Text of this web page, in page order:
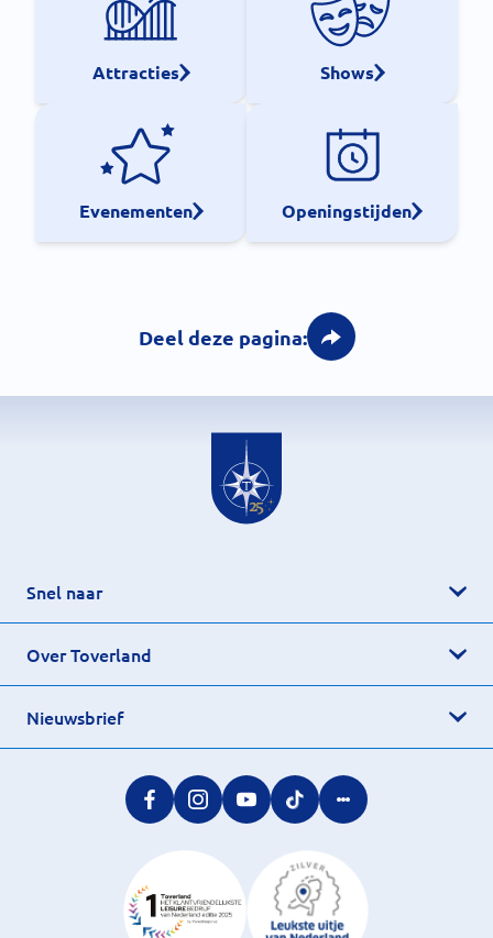
Attracties Shows
Evenementen Openingstijden
Deel deze pagina:
Snel naar
Over Toverland
Nieuwsbrief